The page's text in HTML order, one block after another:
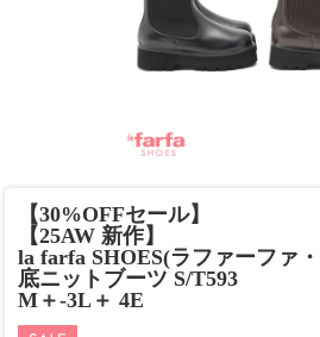
【30%OFFセール】
【25AW 新作】
la farfa SHOES(ラファーファ
底ニットブーツ S/T593
M＋-3L＋ 4E